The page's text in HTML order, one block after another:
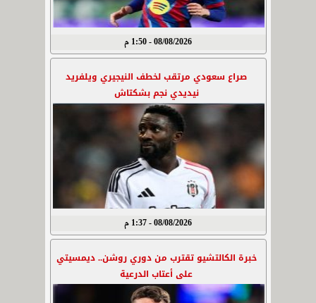
08/08/2026 - 1:50 م
صراع سعودي مرتقب لخطف النيجيري ويلفريد
نيديدي نجم بشكتاش
08/08/2026 - 1:37 م
خبرة الكالتشيو تقترب من دوري روشن.. ديمسيتي
على أعتاب الدرعية